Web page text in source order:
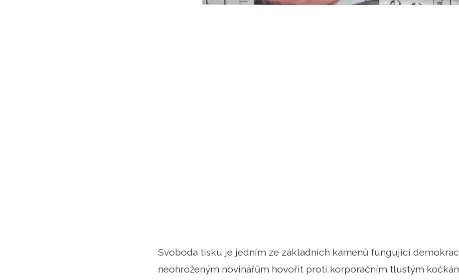
Svoboda tisku je jedním ze základních kamenů fungující
neohroženým novinářům hovořit proti korporačním tlustým